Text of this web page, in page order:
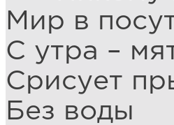
Мир в
С утра –
Срисует
Без воды